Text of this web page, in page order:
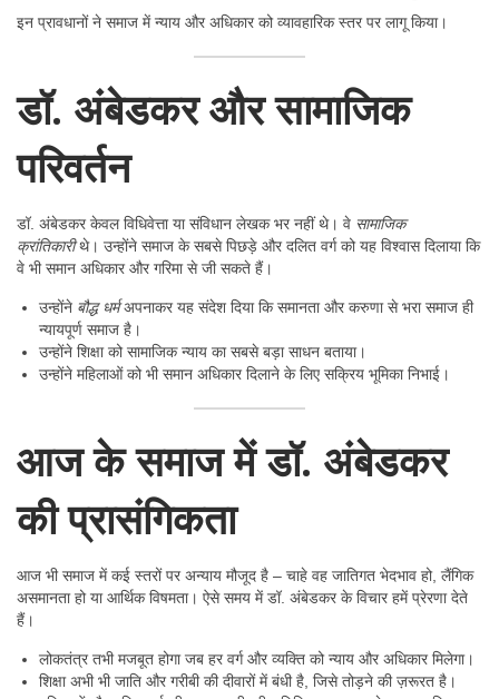
इन प्रावधानों ने समाज में न्याय और अधिकार को व्यावहारिक स्तर पर लागू किया।
डॉ. अंबेडकर और सामाजिक
परिवर्तन
डॉ. अंबेडकर केवल विधिवेत्ता या संविधान लेखक भर नहीं थे। वे सामाजिक
क्रांतिकारीथे। उन्होंने समाज के सबसे पिछड़े और दलित वर्ग को यह विश्वास दिलाया कि
वे भी समान अधिकार और गरिमा से जी सकते हैं।
उन्होंने बौद्ध धर्मअपनाकर यह संदेश दिया कि समानता और करुणा से भरा समाज ही
न्यायपूर्ण समाज है।
उन्होंने शिक्षा को सामाजिक न्याय का सबसे बड़ा साधन बताया।
उन्होंने महिलाओं को भी समान अधिकार दिलाने के लिए सक्रिय भूमिका निभाई।
आज के समाज में डॉ. अंबेडकर
की प्रासंगिकता
आज भी समाज में कई स्तरों पर अन्याय मौजूद है – चाहे वह जातिगत भेदभाव हो, लैंगिक
असमानता हो या आर्थिक विषमता। ऐसे समय में डॉ. अंबेडकर के विचार हमें प्रेरणा देते
हैं।
लोकतंत्र तभी मजबूत होगा जब हर वर्ग और व्यक्ति को न्याय और अधिकार मिलेगा।
शिक्षा अभी भी जाति और गरीबी की दीवारों में बंधी है, जिसे तोड़ने की ज़रूरत है।